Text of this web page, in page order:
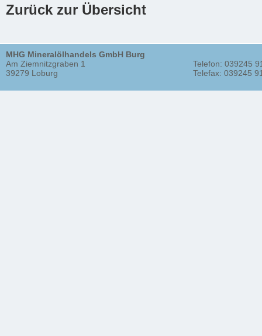
Zurück zur Übersicht
MHG Mineralölhandels GmbH Burg
Am Ziemnitzgraben 1
39279 Loburg
Telefon: 039245
Telefax: 039245